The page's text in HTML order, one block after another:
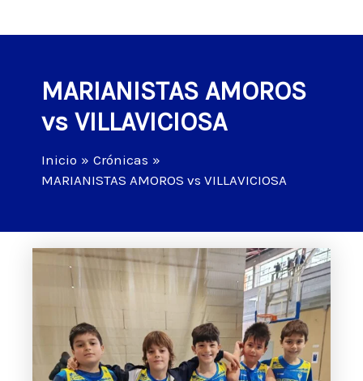
MARIANISTAS AMOROS
vs VILLAVICIOSA
Inicio
Crónicas
MARIANISTAS AMOROS vs VILLAVICIOSA